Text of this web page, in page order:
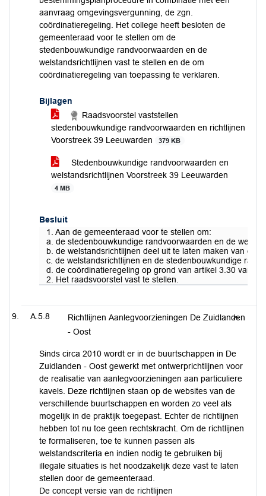
aanvraag omgevingsvergunning, de zgn.
coördinatieregeling. Het college heeft besloten de
gemeenteraad voor te stellen om de
stedenbouwkundige randvoorwaarden en de
welstandsrichtlijnen vast te stellen en de om
coördinatieregeling van toepassing te verklaren.
Bijlagen
Raadsvoorstel vaststellen
stedenbouwkundige randvoorwaarden en richtlijnen
Voorstreek 39 Leeuwarden
379 KB
Stedenbouwkundige randvoorwaarden en
welstandsrichtlijnen Voorstreek 39 Leeuwarden
4 MB
Besluit
1. Aan de gemeenteraad voor te stellen om:
a. de stedenbouwkundige randvoorwaarden en de
b. de welstandsrichtlijnen deel uit te laten maken van de
c. de welstandsrichtlijnen en de stedenbouwkundige
d. de coördinatieregeling op grond van artikel 3.30 van
2. Het raadsvoorstel vast te stellen.
A.5.8
Richtlijnen Aanlegvoorzieningen De Zuidlanden
- Oost
Sinds circa 2010 wordt er in de buurtschappen in De
Zuidlanden - Oost gewerkt met ontwerprichtlijnen voor
de realisatie van aanlegvoorzieningen aan particuliere
kavels. Deze richtlijnen staan op de websites van de
verschillende buurtschappen en worden zo veel als
mogelijk in de praktijk toegepast. Echter de richtlijnen
hebben tot nu toe geen rechtskracht. Om de richtlijnen
te formaliseren, toe te kunnen passen als
welstandscriteria en indien nodig te gebruiken bij
illegale situaties is het noodzakelijk deze vast te laten
stellen door de gemeenteraad.
De concept versie van de richtlijnen